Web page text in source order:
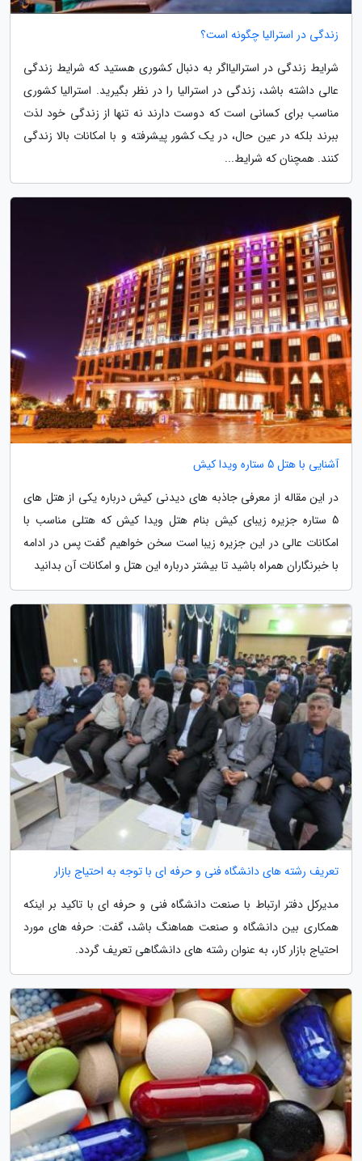
زندگی در استرالیا چگونه است؟
شرایط زندگی در استرالیااگر به دنبال کشوری هستید که شرایط زندگی
عالی داشته باشد، زندگی در استرالیا را در نظر بگیرید. استرالیا کشوری
مناسب برای کسانی است که دوست دارند نه تنها از زندگی خود لذت
ببرند بلکه در عین حال، در یک کشور پیشرفته و با امکانات بالا زندگی
کنند. همچنان که شرایط...
آشنایی با هتل 5 ستاره ویدا کیش
در این مقاله از معرفی جاذبه های دیدنی کیش درباره یکی از هتل های
5 ستاره جزیره زیبای کیش بنام هتل ویدا کیش که هتلی مناسب با
امکانات عالی در این جزیره زیبا است سخن خواهیم گفت پس در ادامه
با خبرنگاران همراه باشید تا بیشتر درباره این هتل و امکانات آن بدانید
تعریف رشته های دانشگاه فنی و حرفه ای با توجه به احتیاج بازار
مدیرکل دفتر ارتباط با صنعت دانشگاه فنی و حرفه ای با تاکید بر اینکه
همکاری بین دانشگاه و صنعت هماهنگ باشد، گفت: حرفه های مورد
احتیاج بازار کار، به عنوان رشته های دانشگاهی تعریف گردد.